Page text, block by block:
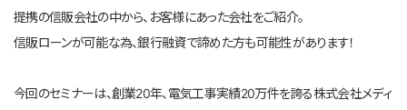
提携の信販会社の中から、お客様にあった会社をご紹介。
信販ローンが可能な為、銀行融資で諦めた方も可能性があります！
今回のセミナーは、創業20年、電気工事実績20万件を誇る株式会社メディ